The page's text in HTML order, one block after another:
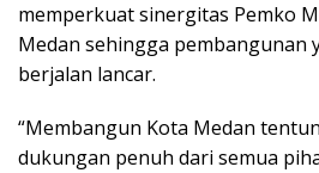
memperkuat sinergitas Pemko
Medan sehingga pembangunan
berjalan lancar.
“Membangun Kota Medan
dukungan penuh dari semua